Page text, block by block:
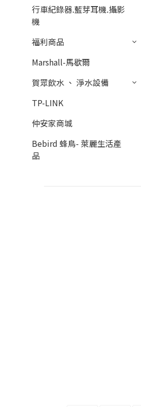
行車紀錄器.藍芽耳機.攝影
機
福利商品
Marshall-馬歇爾
賀眾飲水 、 淨水設備
TP-LINK
仲安家商城
Bebird 蜂鳥- 萊麗生活產
品